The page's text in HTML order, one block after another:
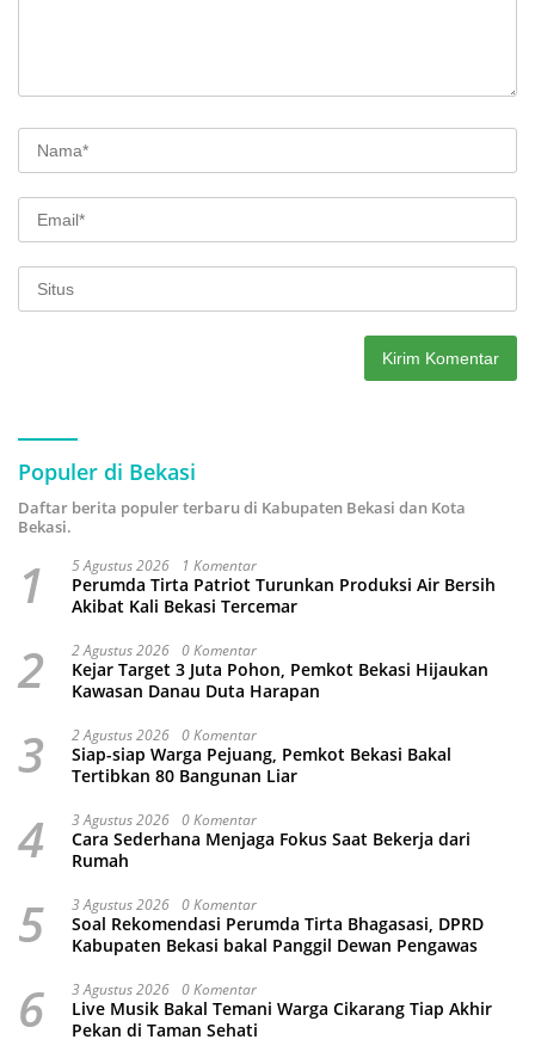
Populer di Bekasi
Daftar berita populer terbaru di Kabupaten Bekasi dan Kota
Bekasi.
1 5 Agustus 2026 1 Komentar
Perumda Tirta Patriot Turunkan Produksi Air Bersih
Akibat Kali Bekasi Tercemar
2 2 Agustus 2026 0 Komentar
Kejar Target 3 Juta Pohon, Pemkot Bekasi Hijaukan
Kawasan Danau Duta Harapan
3 2 Agustus 2026 0 Komentar
Siap-siap Warga Pejuang, Pemkot Bekasi Bakal
Tertibkan 80 Bangunan Liar
4 3 Agustus 2026 0 Komentar
Cara Sederhana Menjaga Fokus Saat Bekerja dari
Rumah
5 3 Agustus 2026 0 Komentar
Soal Rekomendasi Perumda Tirta Bhagasasi, DPRD
Kabupaten Bekasi bakal Panggil Dewan Pengawas
6 3 Agustus 2026 0 Komentar
Live Musik Bakal Temani Warga Cikarang Tiap Akhir
Pekan di Taman Sehati